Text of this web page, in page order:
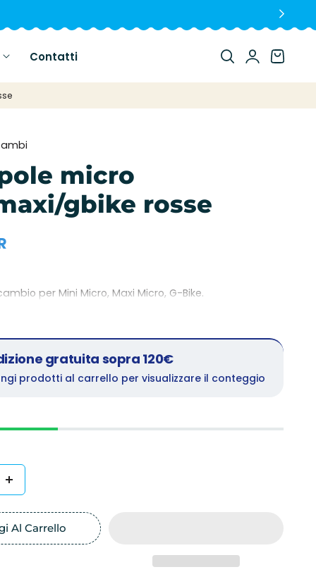
Contatti Login Carrello
micro
gbike rosse
per Mini Micro, Maxi Micro, G-Bike.
gratuita sopra 120€
prodotti al carrello per visualizzare il conteggio
Aumenta
la
quantità
per
Al Carrello